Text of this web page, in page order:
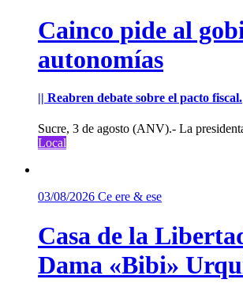
Cainco pide al
autonomías
|| Reabren debate sobre el pacto fiscal.
Sucre, 3 de agosto (ANV).- La
Local
03/08/2026 Ce ere & ese
Casa de la
Dama «Bibi»